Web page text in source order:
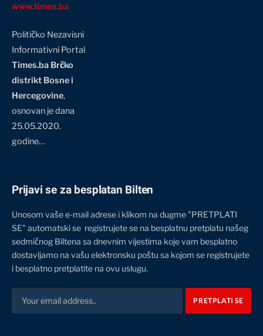
www.times.ba
Političko Nezavisni
Informativni Portal
Times.ba Brčko
distrikt Bosne i
Hercegovine,
osnovan je dana
25.05.2020.
godine…
Prijavi se za besplatan Bilten
Unosom vaše e-mail adrese i klikom na dugme "PRETPLATI
SE" automatski se registrujete se na besplatnu pretplatu našeg
sedmičnog Biltena sa dnevnim vijestima koje vam besplatno
dostavljamo na vašu elektronsku poštu sa kojom se registrujete
i besplatno pretplatite na ovu uslugu.